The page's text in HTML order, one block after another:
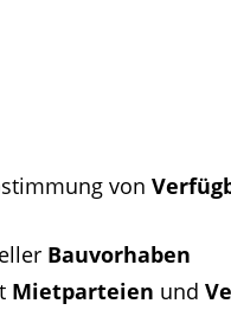
von
Bauvorhaben
Mietparteien und